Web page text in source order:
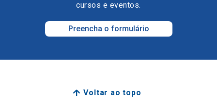
cursos e eventos.
Preencha o formulário
Voltar ao topo